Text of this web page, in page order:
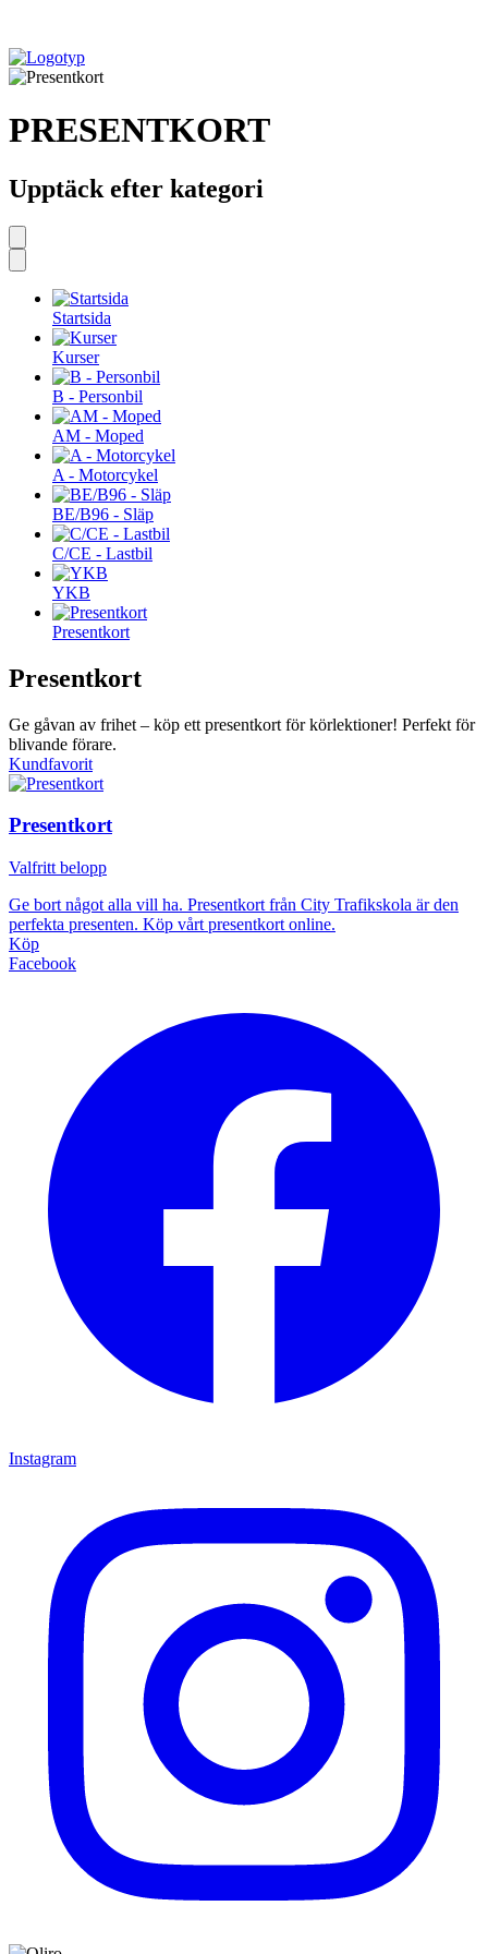
PRESENTKORT
Upptäck efter kategori
Startsida
Kurser
B - Personbil
AM - Moped
A - Motorcykel
BE/B96 - Släp
C/CE - Lastbil
YKB
Presentkort
Presentkort
Ge gåvan av frihet – köp ett presentkort för körlektioner! Perfekt för
blivande förare.
Kundfavorit
Presentkort
Valfritt belopp
Ge bort något alla vill ha. Presentkort från City Trafikskola är den
perfekta presenten. Köp vårt presentkort online.
Köp
Facebook
Instagram